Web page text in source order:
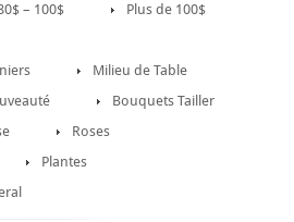
– 100$ Plus de 100$
Milieu de Table
Bouquets Tailler
Roses
Plantes